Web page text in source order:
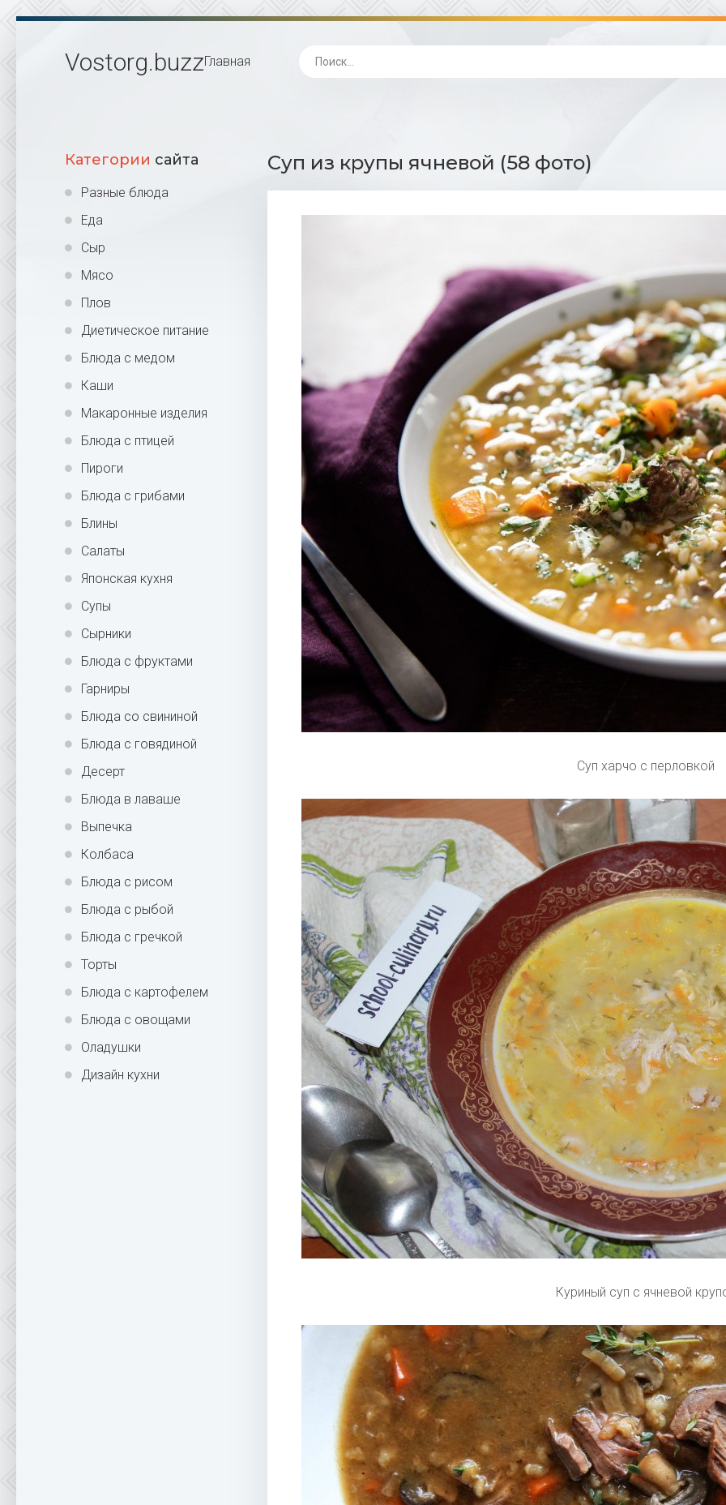
Vostorg.buzzГлавная
Категории сайта
Разные блюда
Еда
Сыр
Мясо
Плов
Диетическое питание
Блюда с медом
Каши
Макаронные изделия
Блюда с птицей
Пироги
Блюда с грибами
Блины
Салаты
Японская кухня
Супы
Сырники
Блюда с фруктами
Гарниры
Блюда со свининой
Блюда с говядиной
Десерт
Блюда в лаваше
Выпечка
Колбаса
Блюда с рисом
Блюда с рыбой
Блюда с гречкой
Торты
Блюда с картофелем
Блюда с овощами
Оладушки
Дизайн кухни
Суп из крупы ячневой (58 фото)
Суп харчо с перловкой
Куриный суп с ячневой